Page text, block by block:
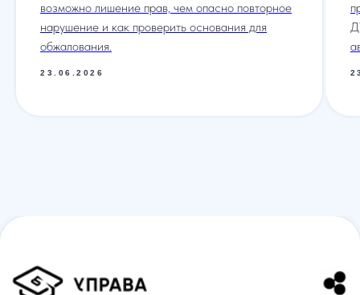
возможно лишение прав, чем опасно повторное
нарушение и как проверить основания для
обжалования.
23.06.2026